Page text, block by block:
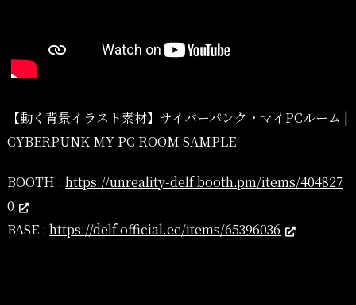
【動く背景イラスト素材】サイバーパンク・マイPCルーム |
CYBERPUNK MY PC ROOM SAMPLE
BOOTH : https://unreality-delf.booth.pm/items/404827
0
BASE : https://delf.official.ec/items/65396036